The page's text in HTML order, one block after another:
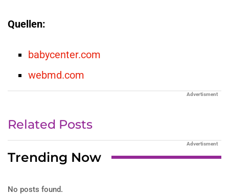
Quellen:
babycenter.com
webmd.com
Advertisment
Related Posts
Advertisment
Trending Now
No posts found.